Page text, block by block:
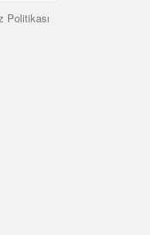
Politikası